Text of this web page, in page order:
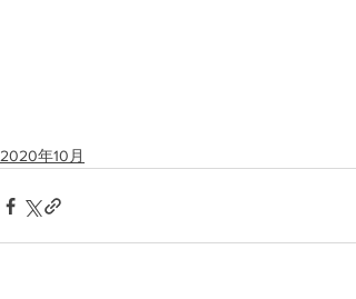
2020年10月